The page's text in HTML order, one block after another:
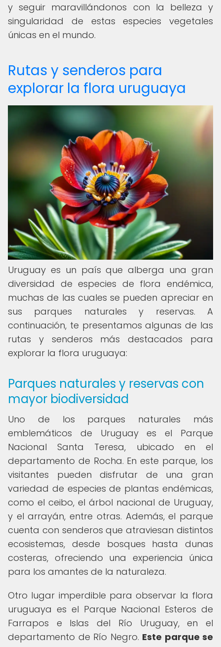
y seguir maravillándonos con la belleza y
singularidad de estas especies vegetales
únicas en el mundo.
Rutas y senderos para
explorar la flora uruguaya
Uruguay es un país que alberga una gran
diversidad de especies de flora endémica,
muchas de las cuales se pueden apreciar en
sus parques naturales y reservas. A
continuación, te presentamos algunas de las
rutas y senderos más destacados para
explorar la flora uruguaya:
Parques naturales y reservas con
mayor biodiversidad
Uno de los parques naturales más
emblemáticos de Uruguay es el Parque
Nacional Santa Teresa, ubicado en el
departamento de Rocha. En este parque, los
visitantes pueden disfrutar de una gran
variedad de especies de plantas endémicas,
como el ceibo, el árbol nacional de Uruguay,
y el arrayán, entre otras. Además, el parque
cuenta con senderos que atraviesan distintos
ecosistemas, desde bosques hasta dunas
costeras, ofreciendo una experiencia única
para los amantes de la naturaleza.
Otro lugar imperdible para observar la flora
uruguaya es el Parque Nacional Esteros de
Farrapos e Islas del Río Uruguay, en el
departamento de Río Negro. Este parque se